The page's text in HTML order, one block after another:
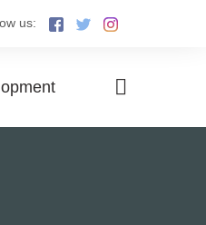
us: